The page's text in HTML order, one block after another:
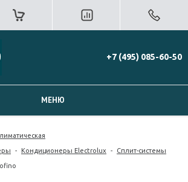
+7 (495) 085-60-50
МЕНЮ
- Кондиционеры Electrolux - Сплит-системы